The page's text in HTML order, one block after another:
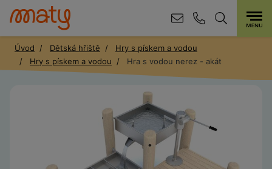
Úvod Dětská hřiště
Hry s pískem a vodou
Hry s pískem a vodou
Hra s vodou nerez - akát